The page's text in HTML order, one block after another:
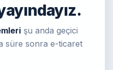
şu anda geçici
süre sonra e-ticaret